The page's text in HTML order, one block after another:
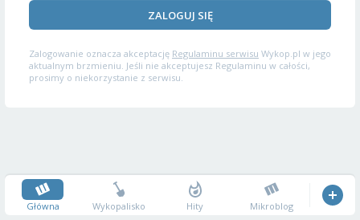
ZALOGUJ SIĘ
Zalogowanie oznacza akceptację Regulaminu serwisu Wykop.pl w jego
aktualnym brzmieniu. Jeśli nie akceptujesz Regulaminu w całości,
prosimy o niekorzystanie z serwisu.
Główna Wykopalisko Hity Mikroblog